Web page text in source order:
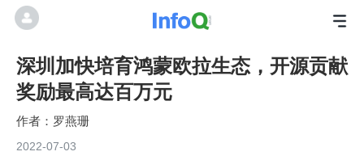
深圳加快培育鸿蒙欧拉生态，开源贡献
奖励最高达百万元
罗燕珊
2022-07-03